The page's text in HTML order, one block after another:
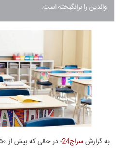
والدین را برانگیخته است.
به گزارشسراج24